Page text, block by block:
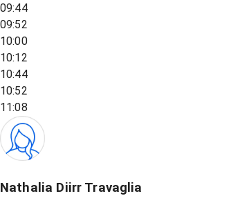
09:44
09:52
10:00
10:12
10:44
10:52
11:08
Nathalia Diirr Travaglia